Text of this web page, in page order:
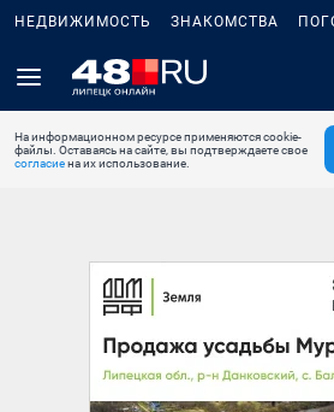
НЕДВИЖИМОСТЬ ЗНАКОМСТВА
На информационном ресурсе применяются cookie-
файлы. Оставаясь на сайте, вы подтверждаете свое
согласиена их использование.